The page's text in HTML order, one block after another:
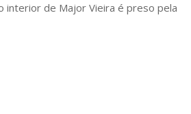
interior de Major Vieira é preso pela